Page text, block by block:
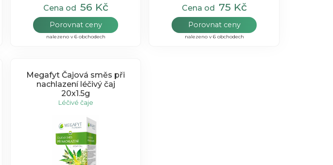
Cena od 56 Kč
Porovnat ceny
nalezeno v 6 obchodech
Cena od 75 Kč
Porovnat ceny
nalezeno v 6 obchodech
Megafyt Čajová směs při
nachlazení léčivý čaj
20x1.5g
Léčivé čaje